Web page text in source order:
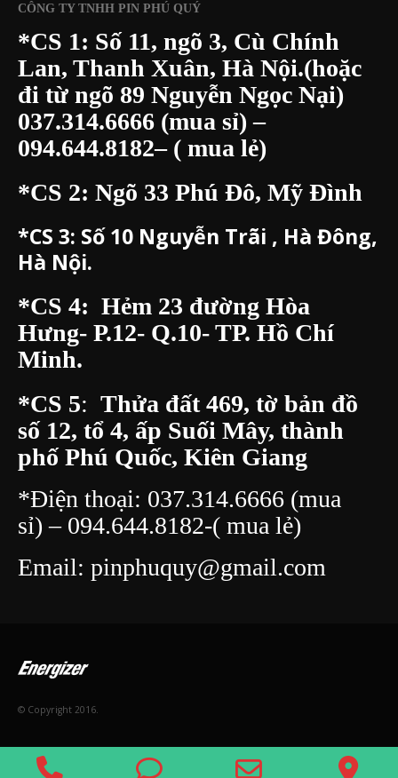
CÔNG TY TNHH PIN PHÚ QUÝ
*CS 1: Số 11, ngõ 3, Cù Chính
Lan, Thanh Xuân, Hà Nội.(hoặc
đi từ ngõ 89 Nguyễn Ngọc Nại)
037.314.6666 (mua sỉ) –
094.644.8182– ( mua lẻ)
*CS 2: Ngõ 33 Phú Đô, Mỹ Đình
*CS 3: Số 10 Nguyễn Trãi , Hà Đông,
Hà Nội.
*CS 4: Hẻm 23 đường Hòa
Hưng- P.12- Q.10- TP. Hồ Chí
Minh.
*CS 5: Thửa đất 469, tờ bản đồ
số 12, tổ 4, ấp Suối Mây, thành
phố Phú Quốc, Kiên Giang
*Điện thoại: 037.314.6666 (mua
sỉ) – 094.644.8182-( mua lẻ)
Email: pinphuquy@gmail.com
© Copyright 2016.
Phone Phone